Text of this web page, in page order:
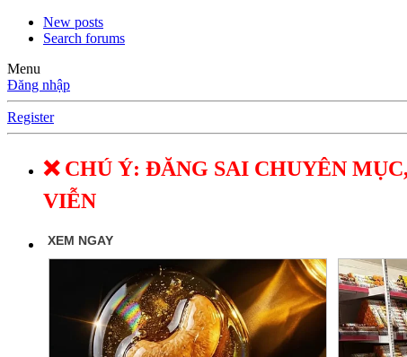
New posts
Search forums
Menu
Đăng nhập
Register
❌ CHÚ Ý: ĐĂNG SAI CHUYÊN
VIỄN